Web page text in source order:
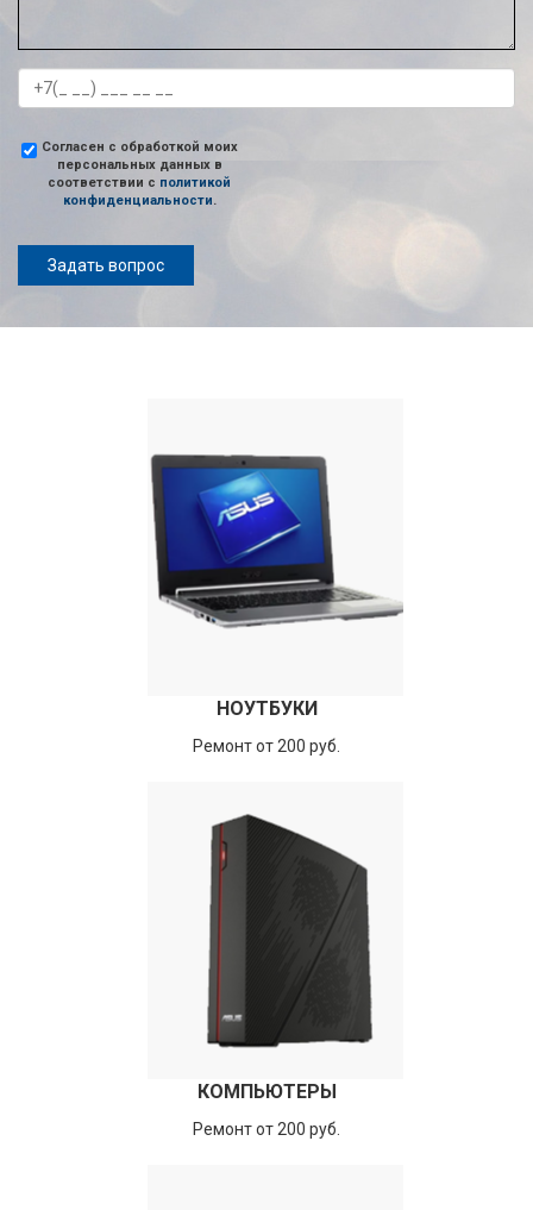
Согласен с обработкой моих
персональных данных в
соответствии с политикой
конфиденциальности.
Задать вопрос
НОУТБУКИ
Ремонт от 200 руб.
КОМПЬЮТЕРЫ
Ремонт от 200 руб.